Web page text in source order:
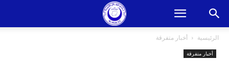
الرئيسية أخبار متفرقة
أخبار متفرقة